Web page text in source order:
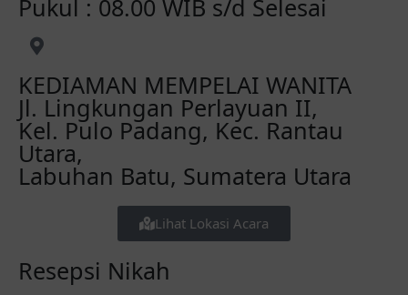
Pukul : 08.00 WIB s/d Selesai
KEDIAMAN MEMPELAI WANITA
Jl. Lingkungan Perlayuan II,
Kel. Pulo Padang, Kec. Rantau
Utara,
Labuhan Batu, Sumatera Utara
Lihat Lokasi Acara
Resepsi Nikah